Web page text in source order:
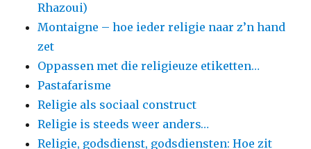
Rhazoui)
Montaigne – hoe ieder religie naar z’n hand
zet
Oppassen met die religieuze etiketten…
Pastafarisme
Religie als sociaal construct
Religie is steeds weer anders…
Religie, godsdienst, godsdiensten: Hoe zit